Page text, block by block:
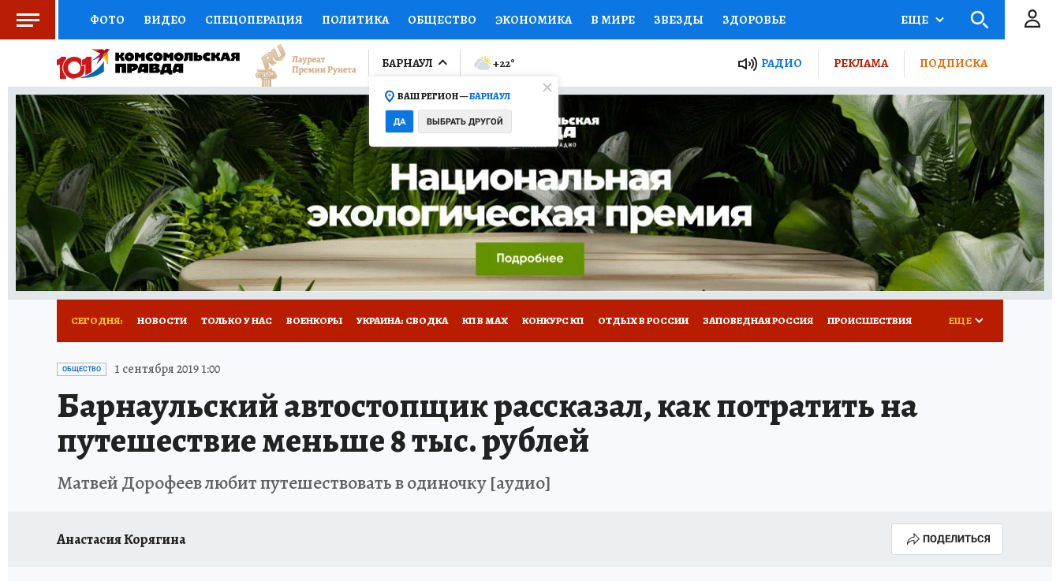
ФОТО ВИДЕО СПЕЦОПЕРАЦИЯ ПОЛИТИКА ОБЩЕСТВО ЭКОНОМИКА В МИРЕ ЗВЕЗДЫ ЗДОРОВЬЕ
СОЦПОДДЕРЖКА НАУКА СПОРТ КОЛУМНИСТЫ ПРОИСШЕСТВИЯ НАЦИОНАЛЬНЫЕ ПРОЕКТЫ РОССИИ
ВЫБОР ЭКСПЕРТОВ ДОКТОР ФИНАНСЫ ОТКРЫВАЕМ МИР Я ЗНАЮ СЕМЬЯ ЖЕНСКИЕ СЕКРЕТЫ ПУТЕВОДИТЕЛЬ
КНИЖНАЯ ПОЛКА ПРОГНОЗЫ НА СПОРТ ПРОМОКОДЫ СЕРИАЛЫ СПЕЦПРОЕКТЫ ДЕФИЦИТ ЖЕЛЕЗА ТУРИЗМ
ПРЕСС-ЦЕНТР НЕДВИЖИМОСТЬ ТЕЛЕВИЗОР КОЛЛЕКЦИИ КОНКУРСЫ РАБОТА У НАС ГИД ПОТРЕБИТЕЛЯ ВСЕ О КП
РАДИО КП РЕКЛАМА ТЕСТЫ НОВОЕ НА САЙТЕ
ЕЩЕ
БАРНАУЛ
ВАШ РЕГИОН —БАРНАУЛ
ДА ВЫБРАТЬ ДРУГОЙ
+22° РАДИО РЕКЛАМА ПОДПИСКА
СЕГОДНЯ: НОВОСТИ ТОЛЬКО У НАС ВОЕНКОРЫ УКРАИНА: СВОДКА КП В МАХ КОНКУРС КП ОТДЫХ В РОССИИ ЗАПОВЕДНАЯ РОССИЯ ПРОИСШЕСТВИЯ
АФИША ИСПЫТАНО НА СЕБЕ
ЕЩЕ
ОБЩЕСТВО 1 сентября 2019 1:00
Барнаульский автостопщик рассказал, как потратить на
путешествие меньше 8 тыс. рублей
Матвей Дорофеев любит путешествовать в одиночку [аудио]
Анастасия Корягина ПОДЕЛИТЬСЯ